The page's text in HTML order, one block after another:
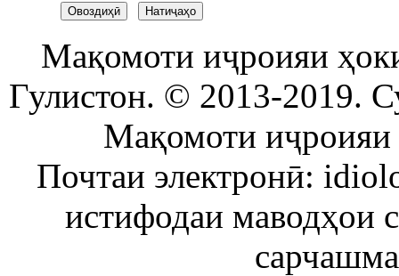
Мақомоти иҷроияи
Гулистон. © 2013-2019.
Мақомоти иҷроияи
Почтаи электронӣ:
истифодаи маводҳои